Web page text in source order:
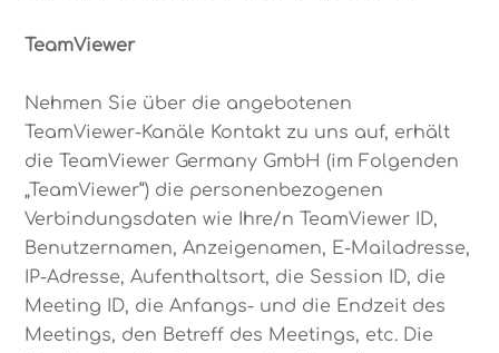
TeamViewer
Nehmen Sie über die angebotenen
TeamViewer-Kanäle Kontakt zu uns auf, erhält
die TeamViewer Germany GmbH (im Folgenden
„TeamViewer“) die personenbezogenen
Verbindungsdaten wie Ihre/n TeamViewer ID,
Benutzernamen, Anzeigenamen, E-Mailadresse,
IP-Adresse, Aufenthaltsort, die Session ID, die
Meeting ID, die Anfangs- und die Endzeit des
Meetings, den Betreff des Meetings, etc. Die